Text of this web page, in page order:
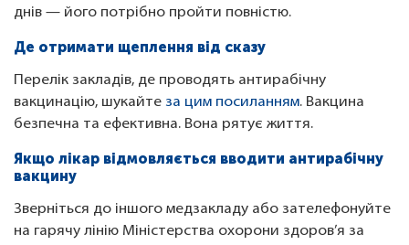
днів — його потрібно пройти повністю.
Де отримати щеплення від сказу
Перелік закладів, де проводять антирабічну
вакцинацію, шукайте за цим посиланням. Вакцина
безпечна та ефективна. Вона рятує життя.
Якщо лікар відмовляється вводити антирабічну
вакцину
Зверніться до іншого медзакладу або зателефонуйте
на гарячу лінію Міністерства охорони здоров’я за